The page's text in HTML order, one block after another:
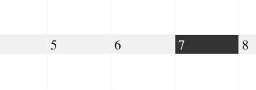
04.08.2026
5 05.08.2026
6 06.08.2026
7 07.08.2026
8